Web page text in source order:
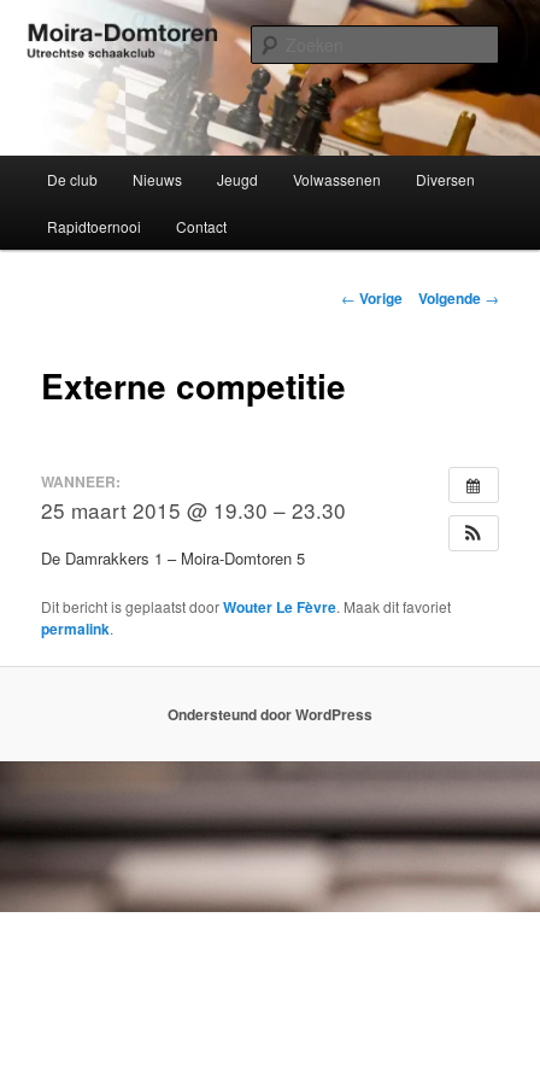
naar
Moira-Domtoren
Utrechtse schaakclub opgericht 1934
De club Nieuws Jeugd Volwassenen Diversen
Rapidtoernooi Contact
Bericht
← Vorige Volgende →
Externe competitie
WANNEER:
25 maart 2015 @ 19.30 – 23.30
De Damrakkers 1 – Moira-Domtoren 5
Dit bericht is geplaatst doorWouter Le Fèvre. Maak dit favoriet
permalink.
Ondersteund door WordPress